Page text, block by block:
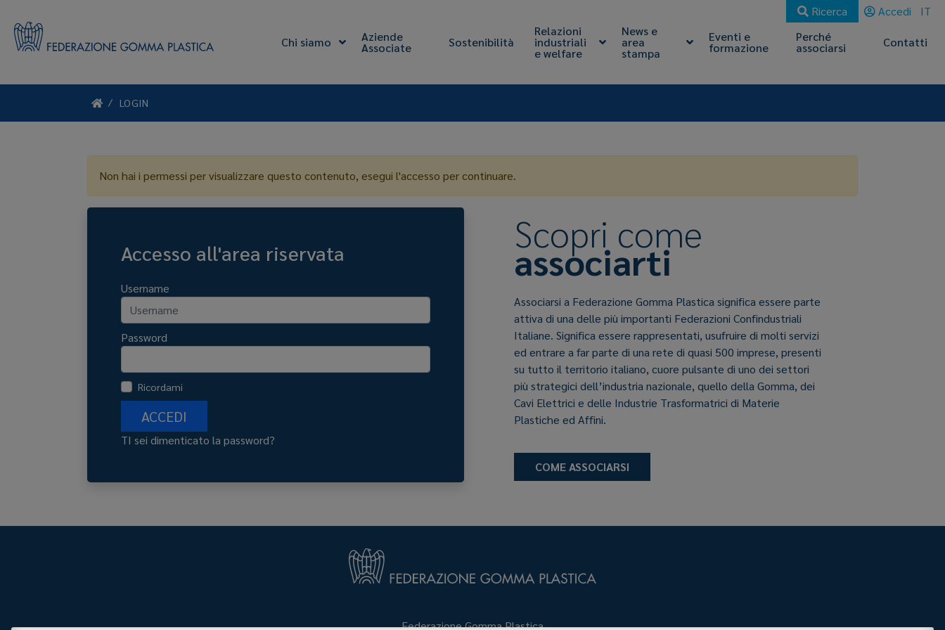
Ricerca Accedi IT
Chi siamo Aziende
Associate Sostenibilità
Relazioni
industriali
e welfare
News e
area
stampa
Eventi e
formazione
Perché
associarsi Contatti
LOGIN
Non hai i permessi per visualizzare questo contenuto, esegui l'accesso per continuare.
Accesso all'area riservata
Username
Password
Ricordami
ACCEDI
TI sei dimenticato la password?
Scopri come
associarti
Associarsi a Federazione Gomma Plastica significa essere parte
attiva di una delle più importanti Federazioni Confindustriali
Italiane. Significa essere rappresentati, usufruire di molti servizi
ed entrare a far parte di una rete di quasi 500 imprese, presenti
su tutto il territorio italiano, cuore pulsante di uno dei settori
più strategici dell’industria nazionale, quello della Gomma, dei
Cavi Elettrici e delle Industrie Trasformatrici di Materie
Plastiche ed Affini.
COME ASSOCIARSI
Federazione Gomma Plastica